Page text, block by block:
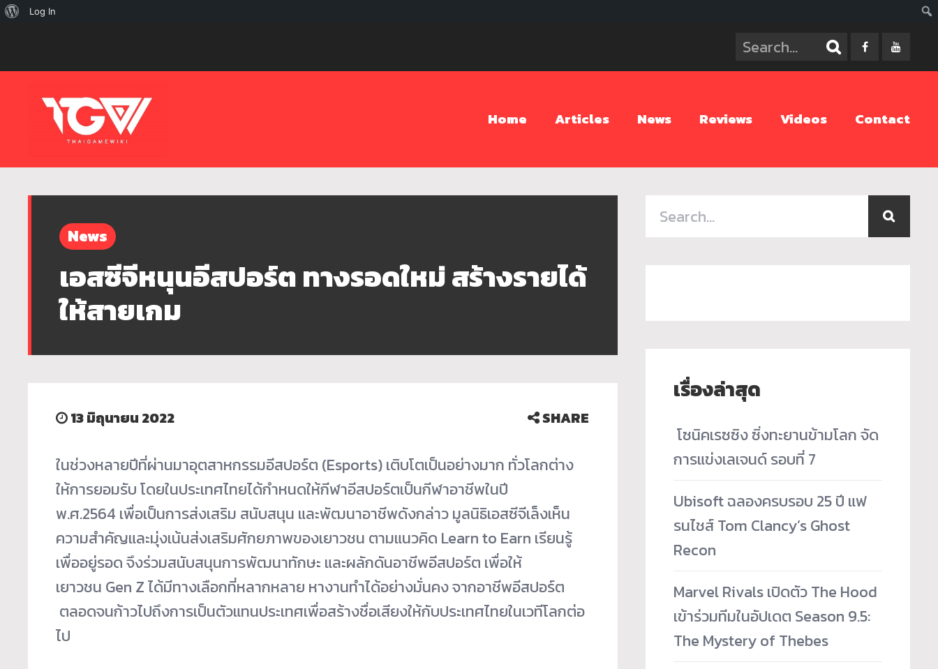
Home Articles News Reviews Videos Contact
News
เอสซีจีหนุนอีสปอร์ต ทางรอดใหม่ สร้างรายได้
ให้สายเกม
13 มิถุนายน 2022 SHARE
ในช่วงหลายปีที่ผ่านมาอุตสาหกรรมอีสปอร์ต (Esports) เติบโตเป็นอย่างมาก ทั่วโลกต่าง
ให้การยอมรับ โดยในประเทศไทยได้กำหนดให้กีฬาอีสปอร์ตเป็นกีฬาอาชีพในปี
พ.ศ.2564 เพื่อเป็นการส่งเสริม สนับสนุน และพัฒนาอาชีพดังกล่าว มูลนิธิเอสซีจีเล็งเห็น
ความสำคัญและมุ่งเน้นส่งเสริมศักยภาพของเยาวชน ตามแนวคิด Learn to Earn เรียนรู้
เพื่ออยู่รอด จึงร่วมสนับสนุนการพัฒนาทักษะ และผลักดันอาชีพอีสปอร์ต เพื่อให้
เยาวชน Gen Z ได้มีทางเลือกที่หลากหลาย หางานทำได้อย่างมั่นคง จากอาชีพอีสปอร์ต
ตลอดจนก้าวไปถึงการเป็นตัวแทนประเทศเพื่อสร้างชื่อเสียงให้กับประเทศไทยในเวทีโลกต่อ
ไป
เรื่องล่าสุด
­ โซนิคเรซซิง ซิ่งทะยานข้ามโลก จัด
การแข่งเลเจนด์ รอบที่ 7
Ubisoft ฉลองครบรอบ 25 ปี แฟ
รนไชส์ Tom Clancy’s Ghost
Recon
Marvel Rivals เปิดตัว The Hood
เข้าร่วมทีมในอัปเดต Season 9.5:
The Mystery of Thebes
เกี่ยวLog In